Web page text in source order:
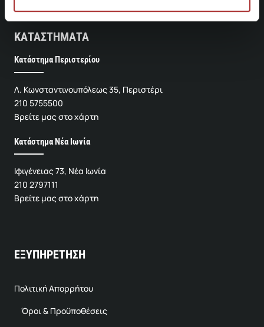
ΚΑΤΑΣΤΗΜΑΤΑ
Κατάστημα Περιστερίου
Λ. Κωνσταντινουπόλεως 35, Περιστέρι
210 5755500
Βρείτε μας στο χάρτη
Κατάστημα Νέα Ιωνία
Ιφιγένειας 73, Νέα Ιωνία
210 2797111
Βρείτε μας στο χάρτη
ΕΞΥΠΗΡΕΤΗΣΗ
Πολιτική Απορρήτου
Όροι & Προϋποθέσεις